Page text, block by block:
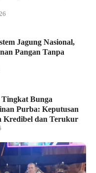
Jagung Nasional,
Pangan Tanpa
Bunga
Purba: Keputusan
Kredibel dan Terukur